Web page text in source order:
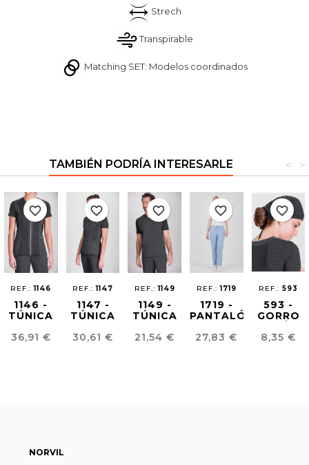
Strech
Transpirable
Matching SET: Modelos coordinados
TAMBIÉN PODRÍA INTERESARLE >
<
REF.:1146
1146 -
TÚNICA
MUJER
Precio
36,91 €
favorite_border
REF.:1147
1147 -
TÚNICA
MUJER
Precio
30,61 €
favorite_border
REF.:1149
1149 -
TÚNICA
HOMBRE
Precio
21,54 €
favorite_border
REF.:1719
1719 -
PANTALÓN
UNISEX
Precio
27,83 €
favorite_border
REF.:593
593 -
GORRO
PREMIUM
Precio
8,35 €
favorite_border
NORVIL